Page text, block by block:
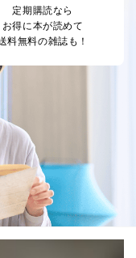
その委託を受け
とに対して協力
同意を得ること
すおそれがあると
守秘義務を結ん
の取扱いを委
範囲で委託・提
あります。
のような企業です
会社 、クレジッ
金回収会社、広
卸売会社、販売
定期購読なら
お得に本が読めて
料無料の雑誌も！